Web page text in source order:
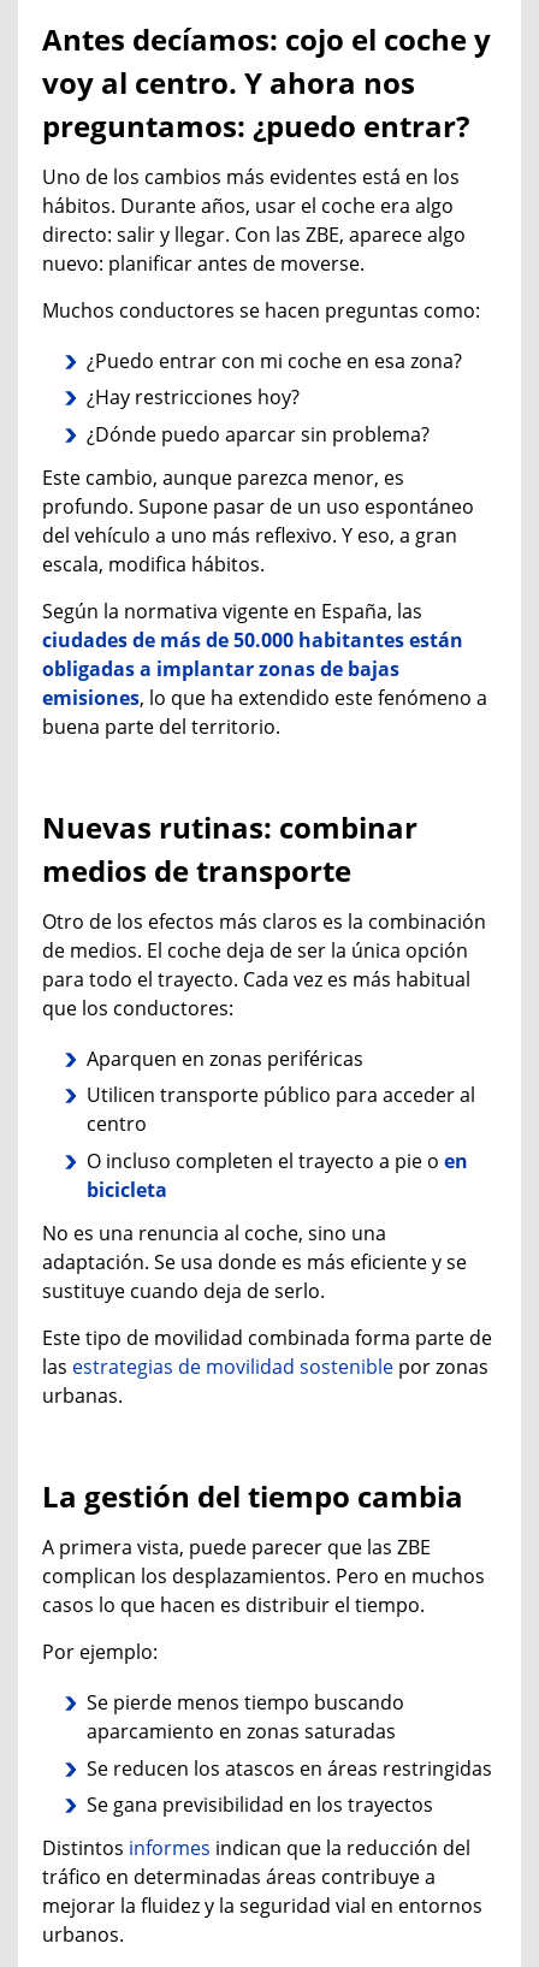
Antes decíamos: cojo el coche y
voy al centro. Y ahora nos
preguntamos: ¿puedo entrar?
Uno de los cambios más evidentes está en los
hábitos. Durante años, usar el coche era algo
directo: salir y llegar. Con las ZBE, aparece algo
nuevo: planificar antes de moverse.
Muchos conductores se hacen preguntas como:
¿Puedo entrar con mi coche en esa zona?
¿Hay restricciones hoy?
¿Dónde puedo aparcar sin problema?
Este cambio, aunque parezca menor, es
profundo. Supone pasar de un uso espontáneo
del vehículo a uno más reflexivo. Y eso, a gran
escala, modifica hábitos.
Según la normativa vigente en España, las
ciudades de más de 50.000 habitantes están
obligadas a implantar zonas de bajas
emisiones, lo que ha extendido este fenómeno a
buena parte del territorio.
Nuevas rutinas: combinar
medios de transporte
Otro de los efectos más claros es la combinación
de medios. El coche deja de ser la única opción
para todo el trayecto. Cada vez es más habitual
que los conductores:
Aparquen en zonas periféricas
Utilicen transporte público para acceder al
centro
O incluso completen el trayecto a pie o en
bicicleta
No es una renuncia al coche, sino una
adaptación. Se usa donde es más eficiente y se
sustituye cuando deja de serlo.
Este tipo de movilidad combinada forma parte de
las estrategias de movilidad sostenible por zonas
urbanas.
La gestión del tiempo cambia
A primera vista, puede parecer que las ZBE
complican los desplazamientos. Pero en muchos
casos lo que hacen es distribuir el tiempo.
Por ejemplo:
Se pierde menos tiempo buscando
aparcamiento en zonas saturadas
Se reducen los atascos en áreas restringidas
Se gana previsibilidad en los trayectos
Distintos informes indican que la reducción del
tráfico en determinadas áreas contribuye a
mejorar la fluidez y la seguridad vial en entornos
urbanos.